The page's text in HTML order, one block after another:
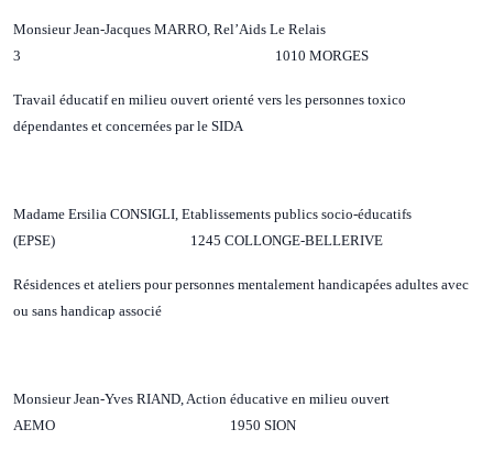
Monsieur Jean-Jacques MARRO, Rel’Aids Le Relais
3 1010 MORGES
Travail éducatif en milieu ouvert orienté vers les personnes toxico
dépendantes et concernées par le SIDA
Madame Ersilia CONSIGLI, Etablissements publics socio-éducatifs
(EPSE) 1245 COLLONGE-BELLERIVE
Résidences et ateliers pour personnes mentalement handicapées adultes avec
ou sans handicap associé
Monsieur Jean-Yves RIAND, Action éducative en milieu ouvert
AEMO 1950 SION